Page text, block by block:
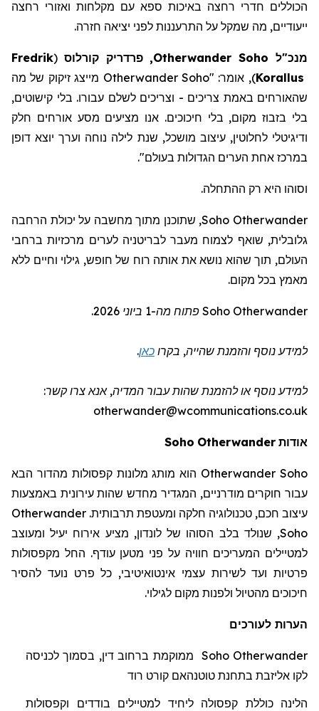
הכוללים חדרי רחצה באיכות ספא עם מקלחות ואזורי רחצה
ייעודיים, מה שמקל על התרעננות לפני יציאה חזרה.
מנכ"ל Otherwander Soho , פרדריקקורלוס (
Fredrik
Korallus
), אומר: "Otherwander Soho מייצג זיקוק של מה
שהאורחים באמת צריכים - וצריכים לשלם עבורו. בלי קישוטים,
בלי בזבוז מקום, בלי חיכוכים. אנו מציעים מסע אורחים חלק
ודיגיטלי לחלוטין, עיצוב מושכל, שנת לילה נוחה וערך יוצא דופן
במרכז אחת הערים הגדולות בעולם".
וסוהו היא רק ההתחלה.
Otherwander
Soho, שתוכנן מתוך מחשבה על יכולת הרחבה
גלובלית, שואף לצמוח מעבר לבריטניה לערים מרכזיות ברחבי
העולם, תוך שהוא נושא את אותה רוח של חופש, גילוי וחיים ללא
מאמץ בכל מקום.
Otherwander
Soho פתוח מה-1 ביוני 2026.
למידע נוסף והזמנת שהייה, בקרו כאן.
למידע נוסף או להזמנת שהותעבור המדיה, אנא צרו קשר:
otherwander@wcommunications.co.uk
אודות Otherwander
Soho
Otherwander Soho הוא מותג מלונות קפסולות מהדור הבא
עבור חוקרים מודרניים, המגדיר מחדש שהות עירונית באמצעות
עיצוב חכם, טכנולוגיה חלקה ומעטפת תרבותית. Otherwander
Soho, שנולד בלב הסוהו של לונדון, מציע אירוח יעיל ומעוצב
למטיילים המעריכים חוויה על פני מטען עודף. החל מקפסולות
פרטיות ועד לשירות עצמי אינטואיטיבי, כל פרט נועד להסיר
חיכוכים מהטיול ולפנות מקום לגילוי.
הערות לעורכים
Otherwander
Soho ממוקמת ברחוב דין, בסמוך לכניסה
לקו אליזבת בתחנת טוטנהאם קורט רוד
הלינה כוללת קפסולה ליחיד למטיילים בודדים וקפסולות